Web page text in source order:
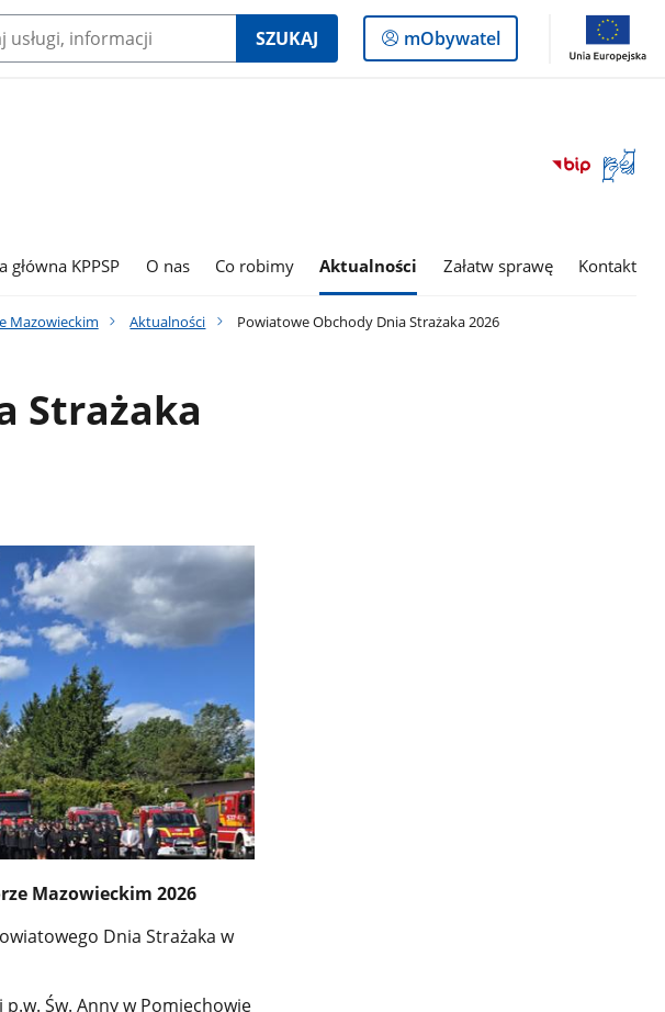
SZUKAJ
Logowanie
do
mObywatel
Otwórz
okno
główna KPPSP O nas Co robimy Aktualności Załatw sprawę Kontakt
Mazowieckim Aktualności Powiatowe Obchody Dnia Strażaka 2026
Strażaka
Mazowieckim 2026
Dnia Strażaka w
Św. Anny w Pomiechowie